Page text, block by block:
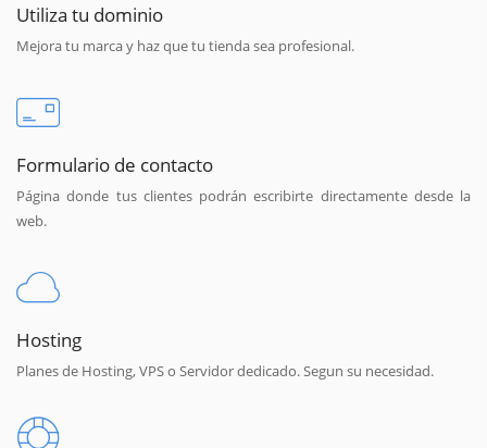
Utiliza tu dominio
Mejora tu marca y haz que tu tienda sea profesional.
Formulario de contacto
Página donde tus clientes podrán escribirte directamente desde la
web.
Hosting
Planes de Hosting, VPS o Servidor dedicado. Segun su necesidad.